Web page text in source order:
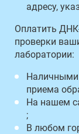
адресу,
Оплатить
проверки
лаборатории:
Наличными
приема
На нашем
;
В любом